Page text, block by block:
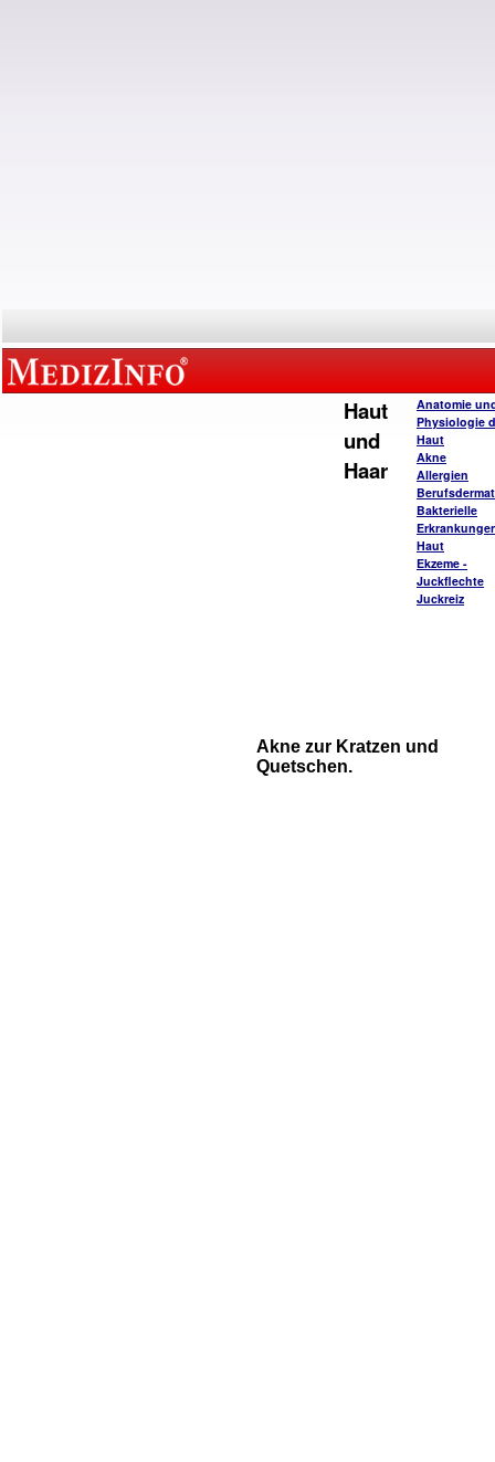
Haut
und
Haar
Anatomie
Physiologie
Haut
Akne
Allergien
Bakterielle
Haut
Ekzeme -
Juckflechte
Juckreiz
Akne zur Kratzen und
Quetschen.